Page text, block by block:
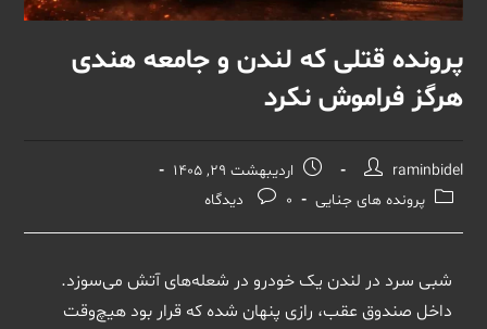
پرونده‌ قتلی که لندن و جامعه هندی
هرگز فراموش نکرد
raminbidel
اردیبهشت 29, 1405
پرونده های جنایی
0 دیدگاه
شبی سرد در لندن یک خودرو در شعله‌های آتش می‌سوزد.
داخل صندوق عقب، رازی پنهان شده که قرار بود هیچ‌وقت